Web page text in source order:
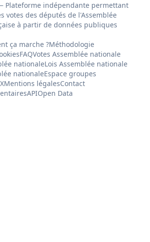
Plateforme indépendante permettant
votes des députés de l'Assemblée
à partir de données publiques
ça marche ?Méthodologie
FAQVotes Assemblée nationale
nationaleLois Assemblée nationale
nationaleEspace groupes
Mentions légalesContact
APIOpen Data